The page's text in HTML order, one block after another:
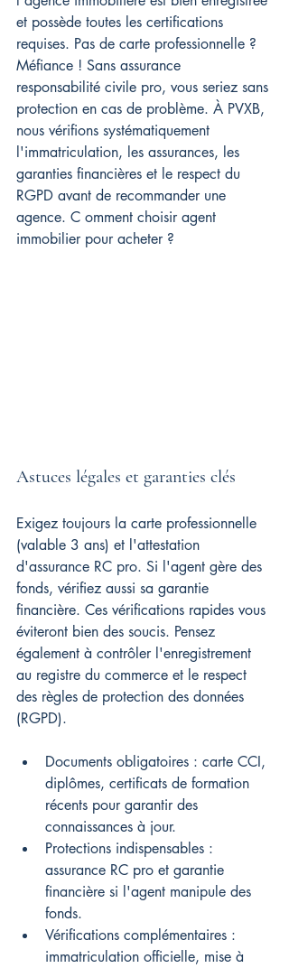
et possède toutes les certifications
requises. Pas de carte professionnelle ?
Méfiance ! Sans assurance
responsabilité civile pro, vous seriez sans
protection en cas de problème. À PVXB,
nous vérifions systématiquement
l'immatriculation, les assurances, les
garanties financières et le respect du
RGPD avant de recommander une
agence. C omment choisir agent
immobilier pour acheter ?
Astuces légales et garanties clés
Exigez toujours la carte professionnelle
(valable 3 ans) et l'attestation
d'assurance RC pro. Si l'agent gère des
fonds, vérifiez aussi sa garantie
financière. Ces vérifications rapides vous
éviteront bien des soucis. Pensez
également à contrôler l'enregistrement
au registre du commerce et le respect
des règles de protection des données
(RGPD).
Documents obligatoires : carte CCI,
diplômes, certificats de formation
récents pour garantir des
connaissances à jour.
Protections indispensables :
assurance RC pro et garantie
financière si l'agent manipule des
fonds.
Vérifications complémentaires :
immatriculation officielle, mise à